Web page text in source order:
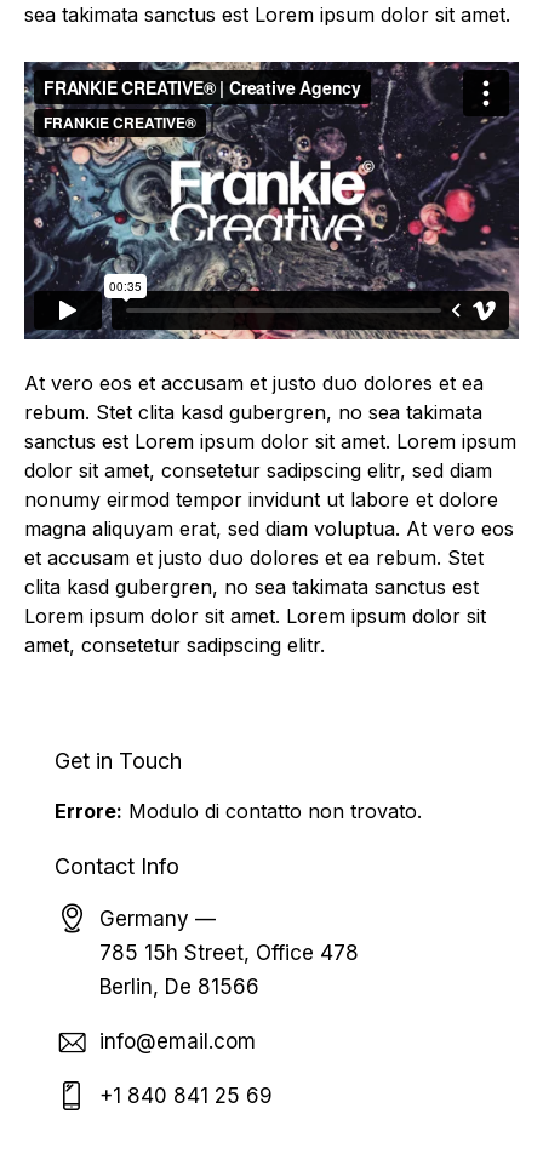
sea takimata sanctus est Lorem ipsum dolor sit amet.
At vero eos et accusam et justo duo dolores et ea
rebum. Stet clita kasd gubergren, no sea takimata
sanctus est Lorem ipsum dolor sit amet. Lorem ipsum
dolor sit amet, consetetur sadipscing elitr, sed diam
nonumy eirmod tempor invidunt ut labore et dolore
magna aliquyam erat, sed diam voluptua. At vero eos
et accusam et justo duo dolores et ea rebum. Stet
clita kasd gubergren, no sea takimata sanctus est
Lorem ipsum dolor sit amet. Lorem ipsum dolor sit
amet, consetetur sadipscing elitr.
Get in Touch
Errore: Modulo di contatto non trovato.
Contact Info
Germany —
785 15h Street, Office 478
Berlin, De 81566
info@email.com
+1 840 841 25 69